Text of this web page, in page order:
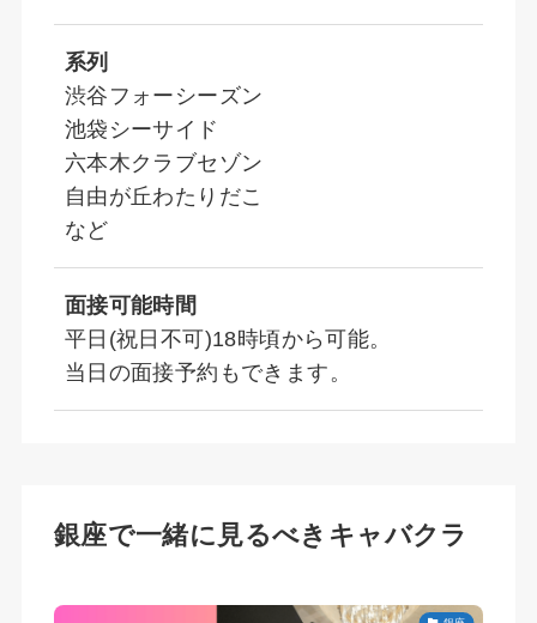
系列
渋谷フォーシーズン
池袋シーサイド
六本木クラブセゾン
自由が丘わたりだこ
など
面接可能時間
平日(祝日不可)18時頃から可能。
当日の面接予約もできます。
銀座で一緒に見るべきキャバクラ